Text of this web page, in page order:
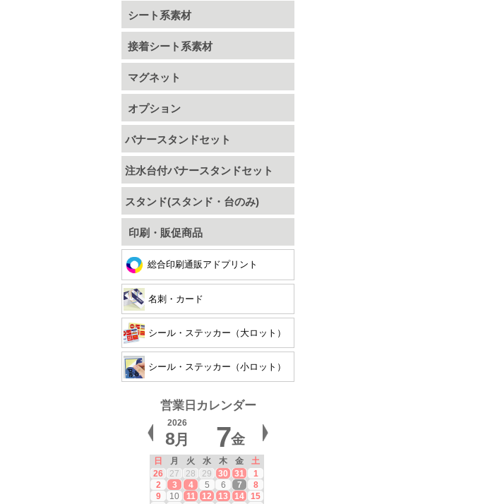
シート系素材
接着シート系素材
マグネット
オプション
バナースタンドセット
注水台付バナースタンドセット
スタンド(スタンド・台のみ)
印刷・販促商品
総合印刷通販アドプリント
名刺・カード
シール・ステッカー（大ロット）
シール・ステッカー（小ロット）
営業日カレンダー
2026
8月 7金
日 月 火 水 木 金
土
26
27 28 29 30 31
1
2
3 4 5 6 7
8
9
10 11 12 13 14
15